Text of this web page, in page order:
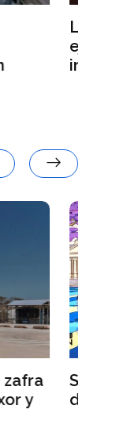
del
desata la
eléctrico